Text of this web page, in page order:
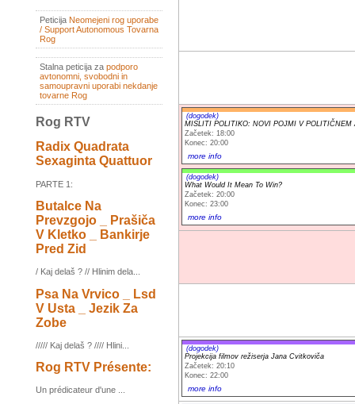
Peticija Neomejeni rog uporabe
/ Support Autonomous Tovarna
Rog
Stalna peticija za podporo
avtonomni, svobodni in
samoupravni uporabi nekdanje
tovarne Rog
Rog RTV
Radix Quadrata
Sexaginta Quattuor
PARTE 1:
Butalce Na
Prevzgojo _ Prašiča
V Kletko _ Bankirje
Pred Zid
/ Kaj delaš ? // Hlinim dela...
Psa Na Vrvico _ Lsd
V Usta _ Jezik Za
Zobe
///// Kaj delaš ? //// Hlini...
Rog RTV Présente:
Un prédicateur d'une ...
(dogodek)
MISLITI POLITIKO: NOVI POJMI V
Začetek: 18:00
Konec: 20:00
more info
(dogodek)
What Would It Mean To Win?
Začetek: 20:00
Konec: 23:00
more info
(dogodek)
Projekcija filmov režiserja Jana Cvitkoviča
Začetek: 20:10
Konec: 22:00
more info